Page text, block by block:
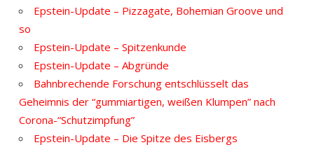
Epstein-Update – Pizzagate, Bohemian Groove und
so
Epstein-Update – Spitzenkunde
Epstein-Update – Abgründe
Bahnbrechende Forschung entschlüsselt das
Geheimnis der “gummiartigen, weißen Klumpen” nach
Corona-“Schutzimpfung”
Epstein-Update – Die Spitze des Eisbergs